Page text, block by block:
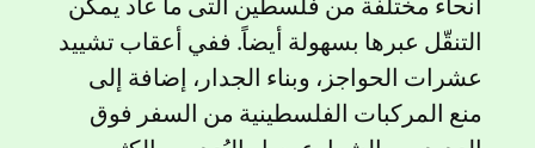
أنحاء مختلفة من فلسطين التى ما عاد يمكن
التنقّل عبرها بسهولة أيضاً. ففي أعقاب تشييد
عشرات الحواجز، وبناء الجدار، إضافة إلى
منع المركبات الفلسطينية من السفر فوق